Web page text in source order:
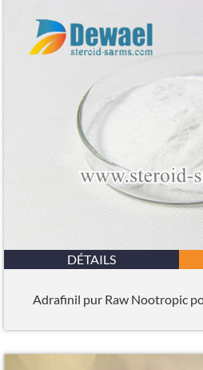
DÉTAILS
Adrafinil pur Raw Nootropic